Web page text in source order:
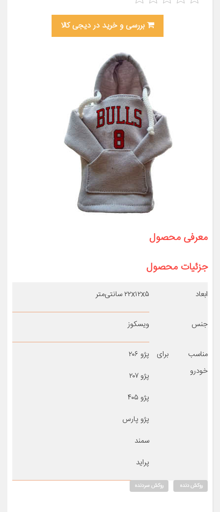
بررسی و خرید در دیجی کالا
معرفی محصول
جزئیات محصول
ابعاد ۲۲x۱۲x۵ سانتی‌متر
جنس ویسکوز
مناسب برای
خودرو
پژو ۲۰۶
پژو ۲۰۷
پژو ۴۰۵
پژو پارس
سمند
پراید
روکش دنده روکش سردنده